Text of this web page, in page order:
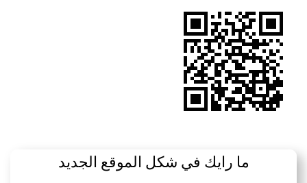
ما رايك في شكل الموقع الجديد